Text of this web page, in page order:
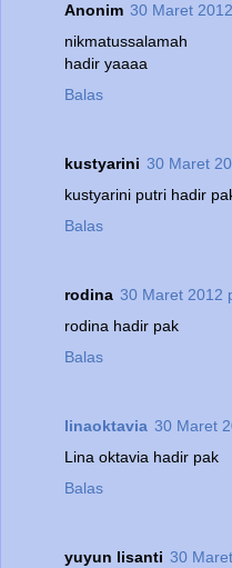
Anonim 30 Maret
nikmatussalamah
hadir yaaaa
Balas
kustyarini 30 Maret
kustyarini putri hadir
Balas
rodina 30 Maret 2012
rodina hadir pak
Balas
linaoktavia 30 Maret
Lina oktavia hadir pak
Balas
yuyun lisanti 30